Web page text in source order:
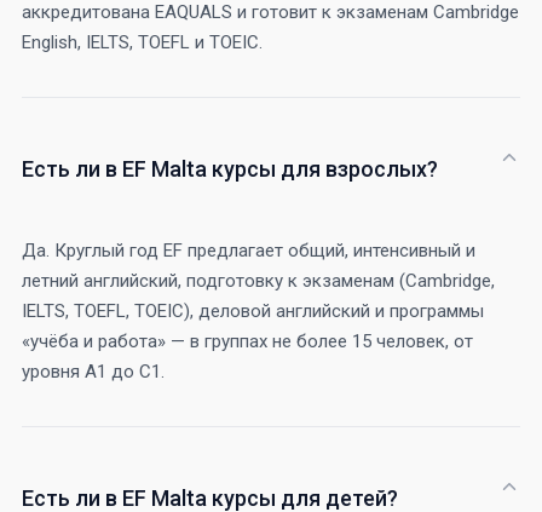
аккредитована EAQUALS и готовит к экзаменам Cambridge
English, IELTS, TOEFL и TOEIC.
Есть ли в EF Malta курсы для взрослых?
Да. Круглый год EF предлагает общий, интенсивный и
летний английский, подготовку к экзаменам (Cambridge,
IELTS, TOEFL, TOEIC), деловой английский и программы
«учёба и работа» — в группах не более 15 человек, от
уровня A1 до C1.
Есть ли в EF Malta курсы для детей?